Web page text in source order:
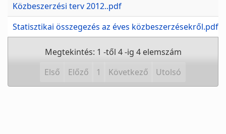
Közbeszerzési terv 2012..pdf
Statisztikai összegezés az éves közbeszerzésekről.pdf
Megtekintés: 1 -től 4 -ig 4 elemszám
Első
Előző 1 Következő Utolsó